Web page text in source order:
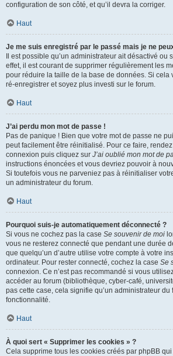
configuration de son côté, et qu’il devra la corriger.
Haut
Je me suis enregistré par le passé mais je ne
Il est possible qu’un administrateur ait désactivé ou
effet, il est courant de supprimer régulièrement les
pour réduire la taille de la base de données. Si cela
ré-enregistrer et soyez plus investi sur le forum.
Haut
J’ai perdu mon mot de passe !
Pas de panique ! Bien que votre mot de passe ne
peut facilement être réinitialisé. Pour ce faire,
connexion puis cliquez sur J’ai oublié mon mot de
instructions énoncées et vous devriez pouvoir à
Si toutefois vous ne parveniez pas à réinitialiser
un administrateur du forum.
Haut
Pourquoi suis-je automatiquement déconnecté ?
Si vous ne cochez pas la case Se souvenir de moi
vous ne resterez connecté que pendant une durée
que quelqu’un d’autre utilise votre compte à votre
ordinateur. Pour rester connecté, cochez la case Se
connexion. Ce n’est pas recommandé si vous
accéder au forum (bibliothèque, cyber-café,
pas cette case, cela signifie qu’un administrateur du
fonctionnalité.
Haut
À quoi sert « Supprimer les cookies » ?
Cela supprime tous les cookies créés par phpBB